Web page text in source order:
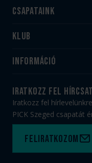
Csapataink
Felnőtt
Utánpótlás
Klub
#HandballFamily
Munkatársaink
PICK Aréna
Sajtóakkreditáció
Információ
Jegy- és bérletvásárlás
Webshop
Felhasználási feltételek
Kapcsolat
iratkozz fel
Iratkozz fel
PICK Szeged csapatát
Feliratkozom